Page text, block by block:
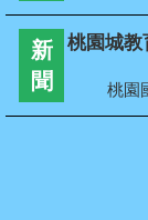
新
聞
桃園城教
桃園